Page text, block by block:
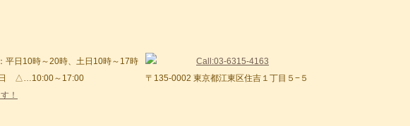
日 △…10:00～17:00 〒135-0002 東京都江東区住吉１丁目５−５